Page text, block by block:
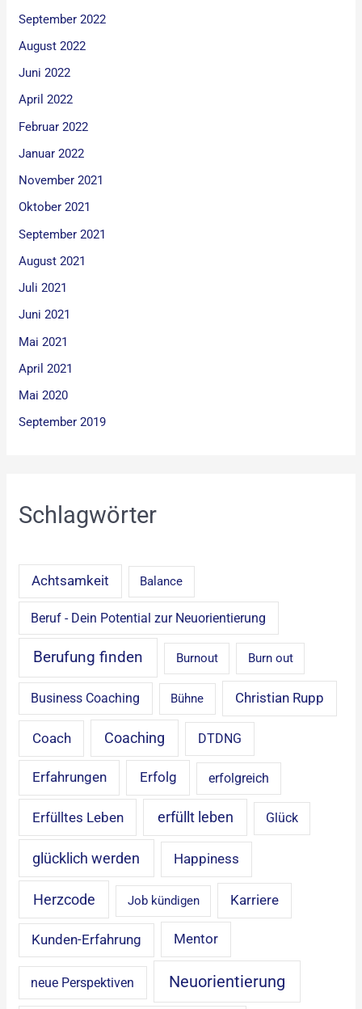
September 2022
August 2022
Juni 2022
April 2022
Februar 2022
Januar 2022
November 2021
Oktober 2021
September 2021
August 2021
Juli 2021
Juni 2021
Mai 2021
April 2021
Mai 2020
September 2019
Schlagwörter
Achtsamkeit Balance
Beruf - Dein Potential zur Neuorientierung
Berufung finden Burnout Burn out
Business Coaching Bühne Christian Rupp
Coach Coaching DTDNG
Erfahrungen Erfolg erfolgreich
Erfülltes Leben erfüllt leben Glück
glücklich werden Happiness
Herzcode Job kündigen Karriere
Kunden-Erfahrung Mentor
neue Perspektiven Neuorientierung